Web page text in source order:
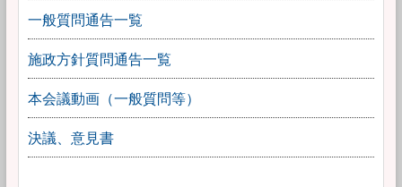
一般質問通告一覧
施政方針質問通告一覧
本会議動画（一般質問等）
決議、意見書